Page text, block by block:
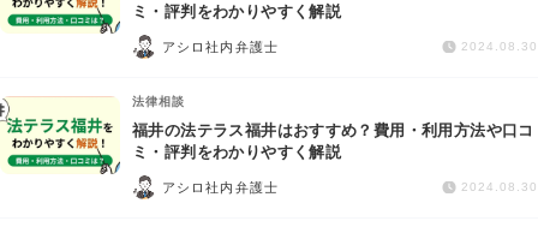
ミ・評判をわかりやすく解説
アシロ社内弁護士 2024.08.30
法律相談
福井の法テラス福井はおすすめ？費用・利用方法や口コ
ミ・評判をわかりやすく解説
アシロ社内弁護士 2024.08.30